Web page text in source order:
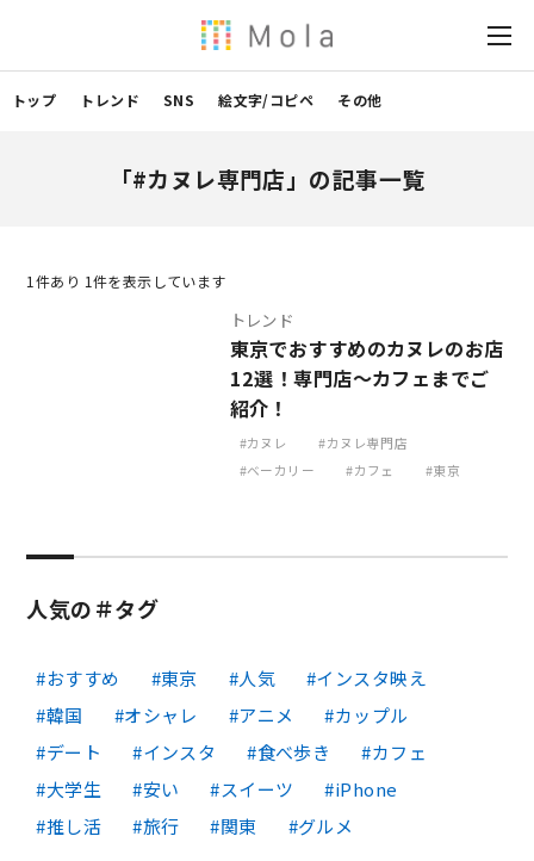
トップ トレンド SNS 絵文字/コピペ その他
「#カヌレ専門店」の記事一覧
1 件あり 1件を表示しています
トレンド
東京でおすすめのカヌレのお店
12選！専門店～カフェまでご
紹介！
カヌレ
カヌレ専門店
ベーカリー
カフェ 東京
人気の＃タグ
おすすめ 東京 人気
インスタ映え
韓国
オシャレ アニメ
カップル
デート
インスタ 食べ歩き
カフェ
大学生
安い スイーツ
iPhone
推し活
旅行 関東 グルメ